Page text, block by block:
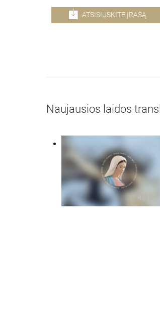
ATSISIŲSKITE ĮRAŠĄ
Naujausios laidos